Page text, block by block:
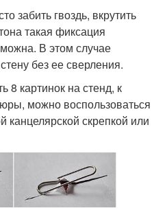
забить гвоздь, вкрутить
такая фиксация
В этом случае
без ее сверления.
8 картинок на стенд, к
можно воспользоваться
канцелярской скрепкой или